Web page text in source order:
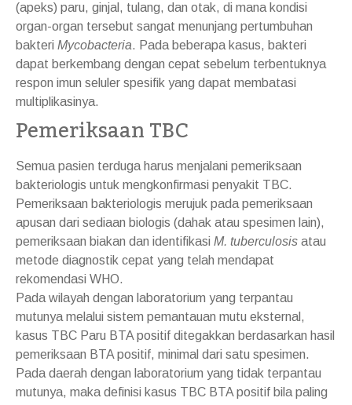
(apeks) paru, ginjal, tulang, dan otak, di mana kondisi
organ-organ tersebut sangat menunjang pertumbuhan
bakteri Mycobacteria. Pada beberapa kasus, bakteri
dapat berkembang dengan cepat sebelum terbentuknya
respon imun seluler spesifik yang dapat membatasi
multiplikasinya.
Pemeriksaan TBC
Semua pasien terduga harus menjalani pemeriksaan
bakteriologis untuk mengkonfirmasi penyakit TBC.
Pemeriksaan bakteriologis merujuk pada pemeriksaan
apusan dari sediaan biologis (dahak atau spesimen lain),
pemeriksaan biakan dan identifikasi M. tuberculosis atau
metode diagnostik cepat yang telah mendapat
rekomendasi WHO.
Pada wilayah dengan laboratorium yang terpantau
mutunya melalui sistem pemantauan mutu eksternal,
kasus TBC Paru BTA positif ditegakkan berdasarkan hasil
pemeriksaan BTA positif, minimal dari satu spesimen.
Pada daerah dengan laboratorium yang tidak terpantau
mutunya, maka definisi kasus TBC BTA positif bila paling